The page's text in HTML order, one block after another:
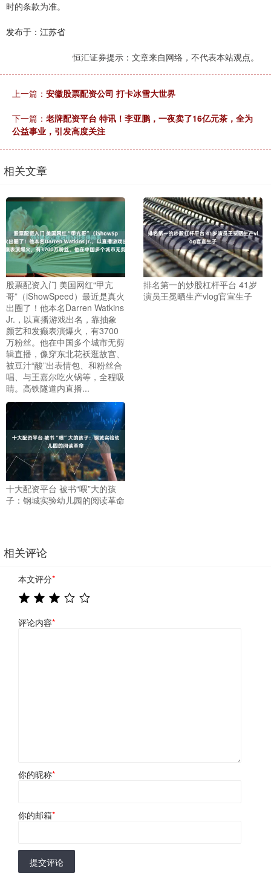
时的条款为准。
发布于：江苏省
恒汇证券提示：文章来自网络，不代表本站观点。
上一篇： 安徽股票配资公司 打卡冰雪大世界
下一篇： 老牌配资平台 特讯！李亚鹏，一夜卖了16亿元茶，全为
公益事业，引发高度关注
相关文章
股票配资入门 美国网红“甲亢
哥”（iShowSpeed）最近是真火
出圈了！他本名Darren Watkins
Jr.，以直播游戏出名，靠抽象
颜艺和发癫表演爆火，有3700
万粉丝。他在中国多个城市无剪
辑直播，像穿东北花袄逛故宫、
被豆汁“酸”出表情包、和粉丝合
唱、与王嘉尔吃火锅等，全程吸
睛。高铁隧道内直播...
排名第一的炒股杠杆平台 41岁
演员王冕晒生产vlog官宣生子
十大配资平台 被书“喂”大的孩
子：钢城实验幼儿园的阅读革命
相关评论
本文评分*
评论内容*
你的昵称*
你的邮箱*
提交评论